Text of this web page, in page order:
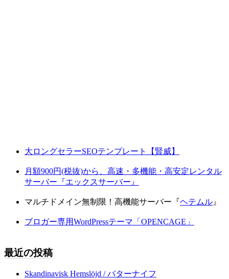
大ロングセラーSEOテンプレート【賢威】
月額900円(税抜)から、高速・多機能・高安定レンタル
サーバー『エックスサーバー』
マルチドメイン無制限！高機能サーバー『ヘテムル 』
ブロガー専用WordPressテーマ「OPENCAGE」
最近の投稿
Skandinavisk Hemslöjd / バターナイフ